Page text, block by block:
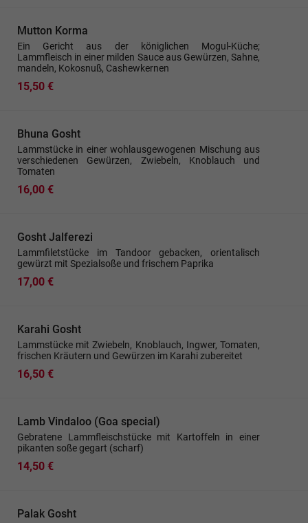
Mutton Korma
Ein Gericht aus der königlichen Mogul-Küche;
Lammfleisch in einer milden Sauce aus Gewürzen, Sahne,
mandeln, Kokosnuß, Cashewkernen
15,50 €
Bhuna Gosht
Lammstücke in einer wohlausgewogenen Mischung aus
verschiedenen Gewürzen, Zwiebeln, Knoblauch und
Tomaten
16,00 €
Gosht Jalferezi
Lammfiletstücke im Tandoor gebacken, orientalisch
gewürzt mit Spezialsoße und frischem Paprika
17,00 €
Karahi Gosht
Lammstücke mit Zwiebeln, Knoblauch, Ingwer, Tomaten,
frischen Kräutern und Gewürzen im Karahi zubereitet
16,50 €
Lamb Vindaloo (Goa special)
Gebratene Lammfleischstücke mit Kartoffeln in einer
pikanten soße gegart (scharf)
14,50 €
Palak Gosht